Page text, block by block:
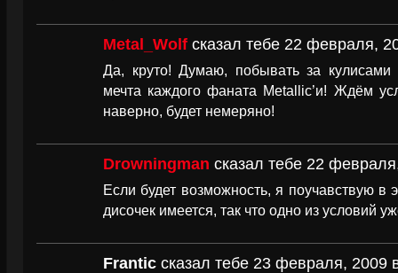
Metal_Wolf сказал тебе 22 февраля,
Да, круто! Думаю, побывать за
мечта каждого фаната Metallic’и! Ждём
наверно, будет немеряно!
Drowningman сказал тебе 22
Если будет возможность, я поучавствую в
дисочек имеется, так что одно из условий
Frantic сказал тебе 23 февраля, 2009